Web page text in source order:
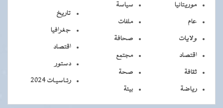
موريتانيا
عام
ولايات
اقتصاد
ثقافة
رياضة
سياسة
ملفات
صحافة
مجتمع
صحة
بيئة
تاريخ
جغرافيا
اقتصاد
دستور
رئـاسيـات 2024